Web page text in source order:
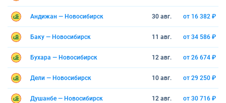
Андижан — Новосибирск 30 авг. от 16 382 ₽
Баку — Новосибирск 11 авг. от 34 586 ₽
Бухара — Новосибирск 12 авг. от 26 674 ₽
Дели — Новосибирск 10 авг. от 29 250 ₽
Душанбе — Новосибирск 12 авг. от 30 716 ₽